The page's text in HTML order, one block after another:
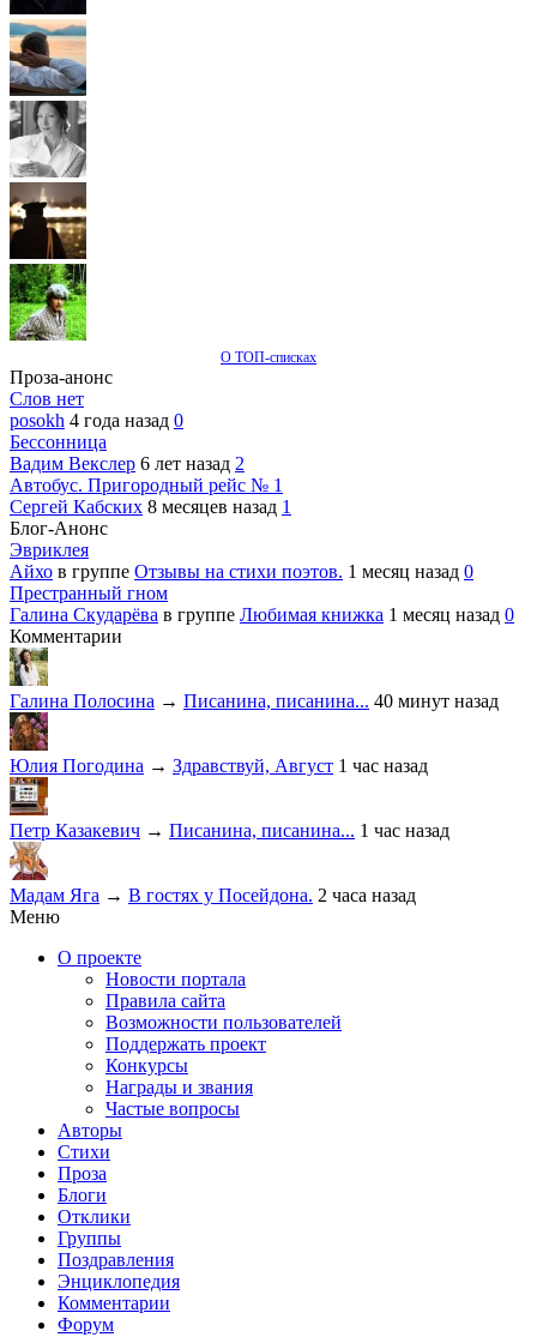
О ТОП-списках
Проза-анонс
Слов нет
posokh 4 года назад 0
Бессонница
Вадим Векслер 6 лет назад 2
Автобус. Пригородный рейс № 1
Сергей Кабских 8 месяцев назад 1
Блог-Анонс
Эвриклея
Айхо в группе Отзывы на стихи поэтов. 1 месяц назад 0
Престранный гном
Галина Скударёва в группе Любимая книжка 1 месяц назад 0
Комментарии
Галина Полосина → Писанина, писанина... 40 минут назад
Юлия Погодина → Здравствуй, Август 1 час назад
Петр Казакевич → Писанина, писанина... 1 час назад
Мадам Яга → В гостях у Посейдона. 2 часа назад
Меню
О проекте
Новости портала
Правила сайта
Возможности пользователей
Поддержать проект
Конкурсы
Награды и звания
Частые вопросы
Авторы
Стихи
Проза
Блоги
Отклики
Группы
Поздравления
Энциклопедия
Комментарии
Форум